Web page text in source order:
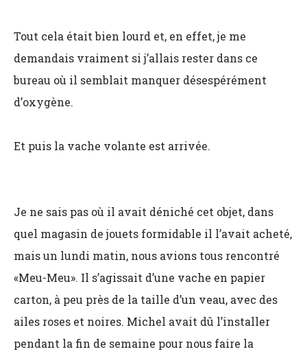
Tout cela était bien lourd et, en effet, je me
demandais vraiment si j’allais rester dans ce
bureau où il semblait manquer désespérément
d’oxygène.
Et puis la vache volante est arrivée.
Je ne sais pas où il avait déniché cet objet, dans
quel magasin de jouets formidable il l’avait acheté,
mais un lundi matin, nous avions tous rencontré
«Meu-Meu». Il s’agissait d’une vache en papier
carton, à peu près de la taille d’un veau, avec des
ailes roses et noires. Michel avait dû l’installer
pendant la fin de semaine pour nous faire la